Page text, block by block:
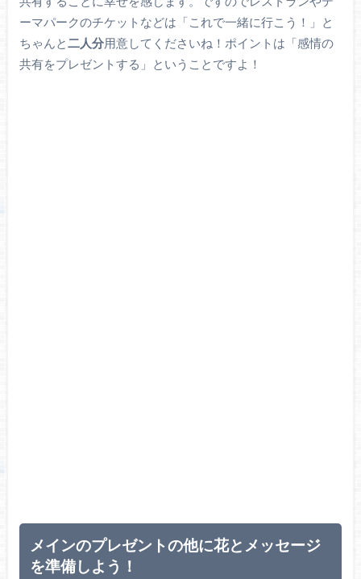
ーマパークのチケットなどは「これで一緒に行こう！」と
ちゃんと二人分用意してくださいね！ポイントは「感情の
共有をプレゼントする」ということですよ！
メインのプレゼントの他に花とメッセージ
を準備しよう！